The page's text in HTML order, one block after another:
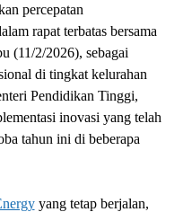
percepatan
rapat terbatas bersama
(11/2/2026), sebagai
di tingkat kelurahan
Pendidikan Tinggi,
inovasi yang telah
tahun ini di beberapa
yang tetap berjalan,